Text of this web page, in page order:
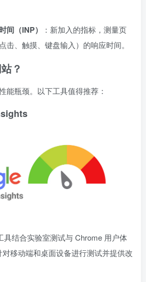
间（INP）
：新加入的指标，测量页
击、触摸、键盘输入）的响应时间。
？
能瓶颈。以下工具值得推荐：
具结合实验室测试与 Chrome 用户体
移动端和桌面设备进行测试并提供改